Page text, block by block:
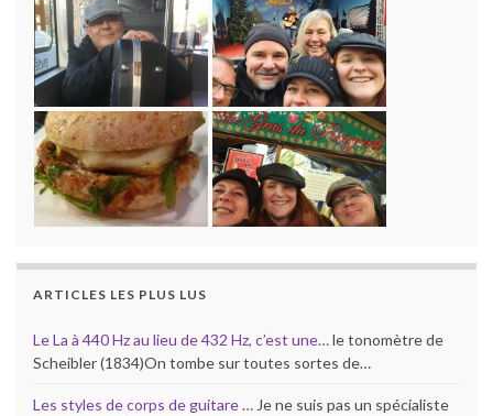
ARTICLES LES PLUS LUS
Le La à 440 Hz au lieu de 432 Hz, c’est une…le tonomètre de
Scheibler (1834)On tombe sur toutes sortes de…
Les styles de corps de guitare … Je ne suis pas un spécialiste